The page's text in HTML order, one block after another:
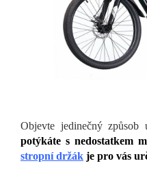
Objevte jedinečný
potýkáte s nedostatkem
stropní držák je pro vás